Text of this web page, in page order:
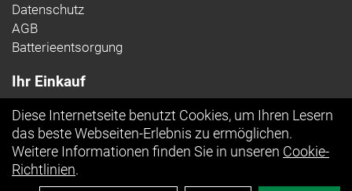
Datenschutz
AGB
Batterieentsorgung
Ihr Einkauf
Top Artikel
Diese Internetseite benutzt Cookies, um Ihren Lesern
das beste Webseiten-Erlebnis zu ermöglichen.
Weitere Informationen finden Sie in unseren Cookie-
Richtlinien.